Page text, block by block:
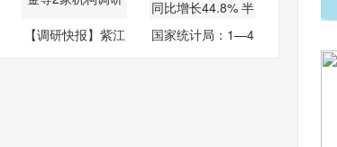
【调研快报】紫江
国家统计局：1—4